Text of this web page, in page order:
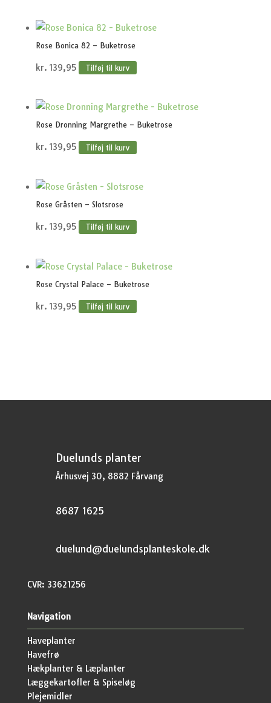
Rose Bonica 82 – Buketrose
kr. 139,95 Tilføj til kurv
Rose Dronning Margrethe – Buketrose
kr. 139,95 Tilføj til kurv
Rose Gråsten – Slotsrose
kr. 139,95 Tilføj til kurv
Rose Crystal Palace – Buketrose
kr. 139,95 Tilføj til kurv
Duelunds planter
Århusvej 30, 8882 Fårvang
8687 1625
duelund@duelundsplanteskole.dk
CVR: 33621256
Navigation
Haveplanter
Havefrø
Hækplanter & Læplanter
Læggekartofler & Spiseløg
Plejemidler